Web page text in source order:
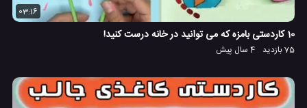
03:16
10 کاردستی بامزه که می توانید در خانه درست کنید!
75 بازدید 4 سال پیش